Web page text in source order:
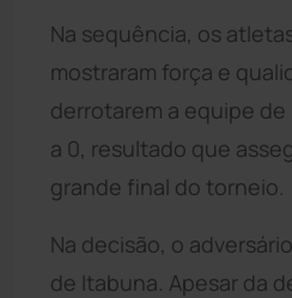
Na sequência, os
mostraram força e
derrotarem a equipe
a 0, resultado que
grande final do torneio.
Na decisão, o
de Itabuna. Apesar da